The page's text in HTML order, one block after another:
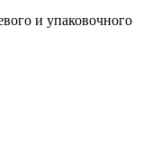
и упаковочного